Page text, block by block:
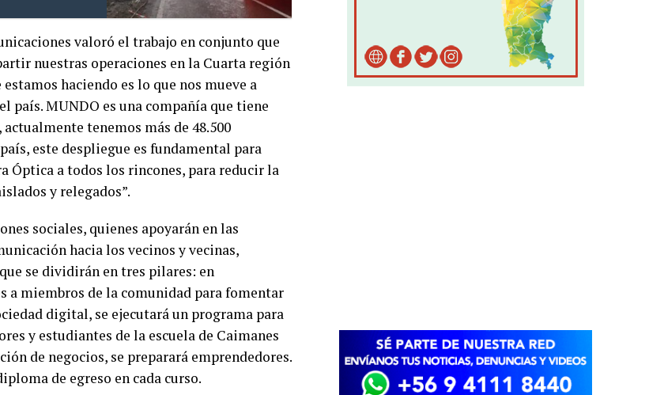
valoró el trabajo en conjunto que
nuestras operaciones en la Cuarta región
haciendo es lo que nos mueve a
MUNDO es una compañía que tiene
tenemos más de 48.500
este despliegue es fundamental para
Óptica a todos los rincones, para reducir la
y relegados”.
sociales, quienes apoyarán en las
hacia los vecinos y vecinas,
se dividirán en tres pilares: en
miembros de la comunidad para fomentar
digital, se ejecutará un programa para
y estudiantes de la escuela de Caimanes
de negocios, se preparará emprendedores.
de egreso en cada curso.